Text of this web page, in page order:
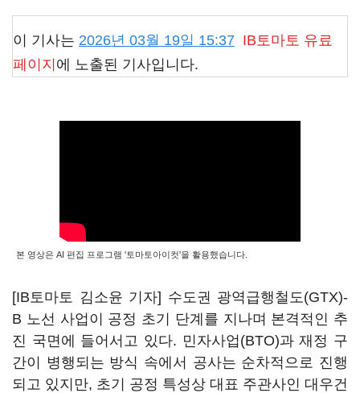
이 기사는 2026년 03월 19일 15:37 IB토마토 유료
페이지 에 노출된 기사입니다.
본 영상은 AI 편집 프로그램 '토마토아이컷'을 활용했습니다.
[IB토마토 김소윤 기자] 수도권 광역급행철도(GTX)-
B 노선 사업이 공정 초기 단계를 지나며 본격적인 추
진 국면에 들어서고 있다. 민자사업(BTO)과 재정 구
간이 병행되는 방식 속에서 공사는 순차적으로 진행
되고 있지만, 초기 공정 특성상 대표 주관사인 대우건